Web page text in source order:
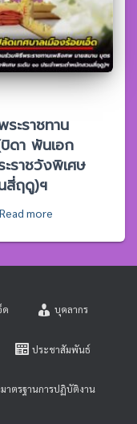
ะราชทาน
ดา พันเอก
ราชวังพิเศษ
สี่ฤดู)ฯ
Read more
ด บุคลากร
ประชาสัมพันธ์
าตรฐานการปฏิบัติงาน